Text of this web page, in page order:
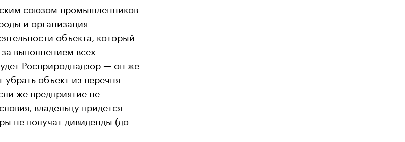
союзом промышленников
и организация
объекта, который
выполнением всех
Росприроднадзор — он же
объект из перечня
же предприятие не
владельцу придется
не получат дивиденды (до